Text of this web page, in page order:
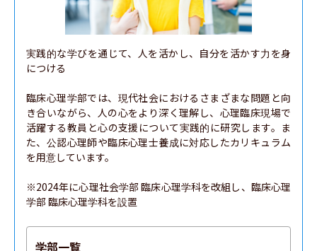
実践的な学びを通じて、人を活かし、自分を活かす力を身
につける
臨床心理学部では、現代社会におけるさまざまな問題と向
き合いながら、人の心をより深く理解し、心理臨床現場で
活躍する教員と心の支援について実践的に研究します。ま
た、公認心理師や臨床心理士養成に対応したカリキュラム
を用意しています。
※2024年に心理社会学部 臨床心理学科を改組し、臨床心理
学部 臨床心理学科を設置
学部一覧